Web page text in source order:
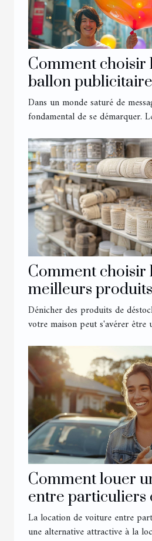
Comment choisir
ballon
maximiser votre
Dans un monde saturé de
fondamental de se démarquer.
Comment choisir
meilleurs
déstockage en
votre maison
Dénicher des produits de
votre maison peut s'avérer être
Comment louer
entre particuliers
sécurité
La location de voiture entre
une alternative attractive à la